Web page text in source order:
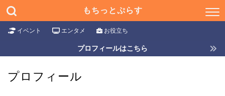
もちっとぷらす
イベント エンタメ お役立ち
プロフィールはこちら
プロフィール